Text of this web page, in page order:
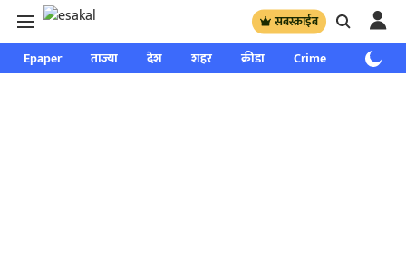
सबस्क्राईब
Epaper ताज्या देश शहर क्रीडा Crime साप्ताहिक